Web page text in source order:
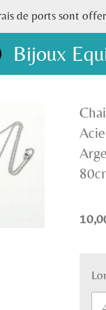
Bijoux
de ports sont